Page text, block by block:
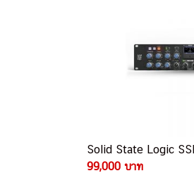
Solid State Logic
99,000 บาท